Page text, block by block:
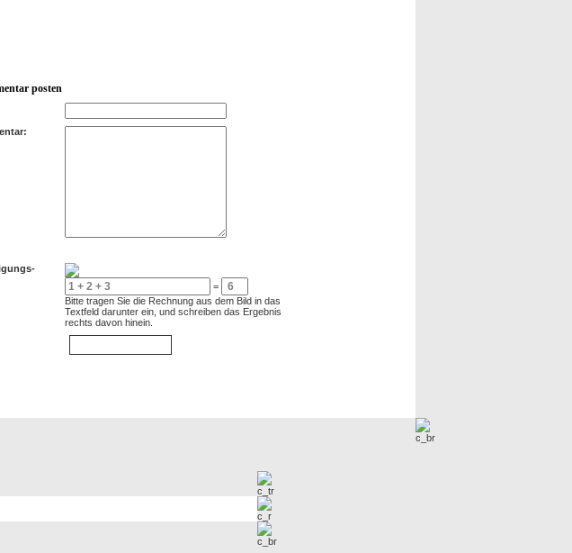
posten
=
Bitte tragen Sie die Rechnung aus dem Bild in das
Textfeld darunter ein, und schreiben das Ergebnis
rechts davon hinein.